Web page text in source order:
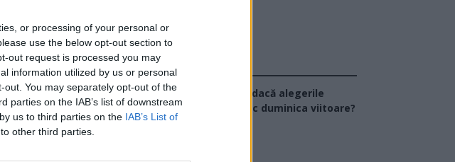
or processing of your personal or
use the below opt-out section to
out request is processed you may
information utilized by us or personal
You may separately opt-out of the
parties on the IAB’s list of downstream
us to third parties on the IAB’s List of
other third parties.
Sondaj
Ce partid ați vota dacă alegerile
parlamentare ar avea loc duminica viitoare?